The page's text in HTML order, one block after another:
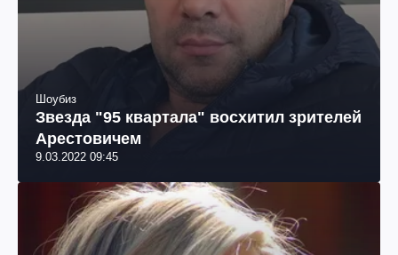
Шоубиз
Звезда "95 квартала" восхитил зрителей
Арестовичем
9.03.2022 09:45